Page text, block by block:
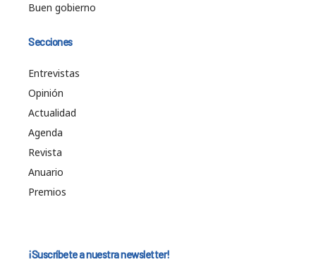
Buen gobierno
Secciones
Entrevistas
Opinión
Actualidad
Agenda
Revista
Anuario
Premios
¡Suscríbete a nuestra newsletter!